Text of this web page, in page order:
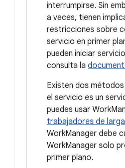
interrumpirse. Sin
a veces, tienen
restricciones sobre
servicio en primer
pueden iniciar
consulta la
Existen dos
el servicio es un
puedes usar
trabajadores de
WorkManager debe
WorkManager solo
primer plano.